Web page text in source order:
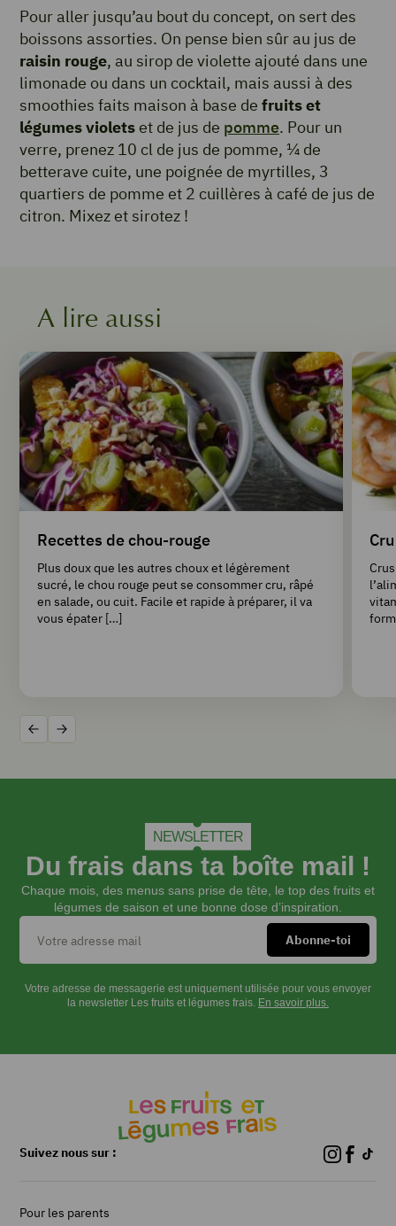
Pour aller jusqu’au bout du concept, on sert des
boissons assorties. On pense bien sûr au jus de
raisin rouge, au sirop de violette ajouté dans une
limonade ou dans un cocktail, mais aussi à des
smoothies faits maison à base de fruits et
légumes violets et de jus de pomme. Pour un
verre, prenez 10 cl de jus de pomme, ¼ de
betterave cuite, une poignée de myrtilles, 3
quartiers de pomme et 2 cuillères à café de jus de
citron. Mixez et sirotez !
A lire aussi
Recettes de chou-rouge
Plus doux que les autres choux et légèrement
sucré, le chou rouge peut se consommer cru, râpé
en salade, ou cuit. Facile et rapide à préparer, il va
vous épater […]
Précédent
Suivant
NEWSLETTER
Du frais dans ta boîte mail !
Chaque mois, des menus sans prise de tête, le top des fruits et
légumes de saison et une bonne dose d’inspiration.
Votre adresse de messagerie est uniquement utilisée pour vous envoyer
la newsletter Les fruits et légumes frais. En savoir plus.
Suivez nous sur :
Pour les parents